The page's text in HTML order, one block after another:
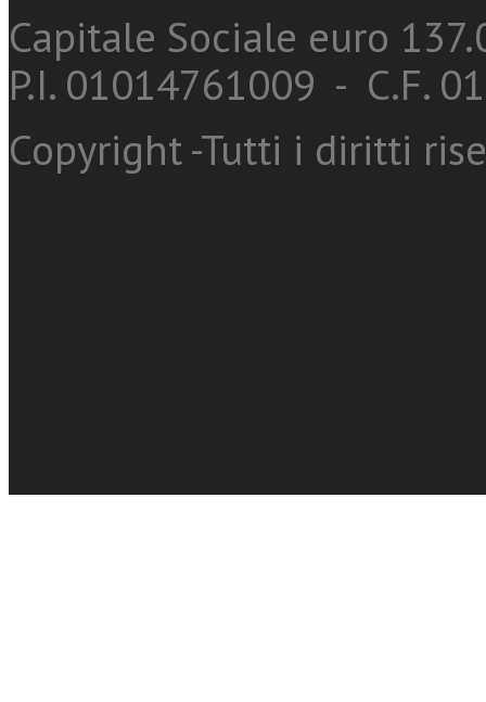
Capitale Sociale euro
P.I. 01014761009 - C.F.
Copyright -Tutti i diritti